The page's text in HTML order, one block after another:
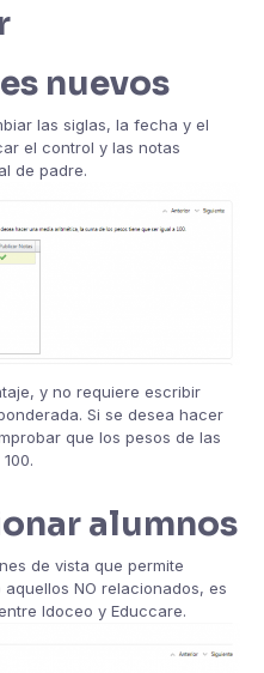
nuevos
las siglas, la fecha y el
el control y las notas
de padre.
y no requiere escribir
Si se desea hacer
que los pesos de las
alumnos
de vista que permite
NO relacionados, es
Idoceo y Educcare.